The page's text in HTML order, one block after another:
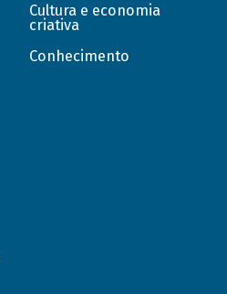
Cultura e economia
criativa
Conhecimento